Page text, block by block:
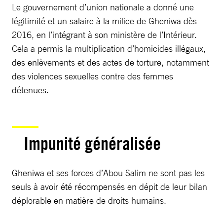
Le gouvernement d’union nationale a donné une
légitimité et un salaire à la milice de Gheniwa dès
2016, en l’intégrant à son ministère de l’Intérieur.
Cela a permis la multiplication d’homicides illégaux,
des enlèvements et des actes de torture, notamment
des violences sexuelles contre des femmes
détenues.
Impunité généralisée
Gheniwa et ses forces d’Abou Salim ne sont pas les
seuls à avoir été récompensés en dépit de leur bilan
déplorable en matière de droits humains.